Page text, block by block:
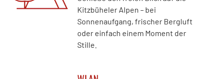
Kitzbüheler Alpen – bei
Sonnenaufgang, frischer Bergluft
oder einfach einem Moment der
Stille.